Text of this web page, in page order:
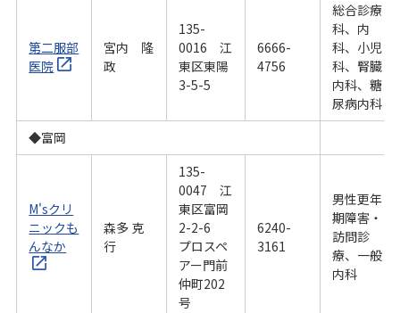
第二服部
医院
宮内 隆
政
135-
0016 江
東区東陽
3-5-5
6666-
4756
総合診療
科、内
科、小児
科、腎臓
内科、糖
尿病内科
◆富岡
M'sクリ
ニックも
んなか
森多 克
行
135-
0047 江
東区富岡
2-2-6
プロスペ
アー門前
仲町202
号
6240-
3161
男性更年
期障害・
訪問診
療、一般
内科